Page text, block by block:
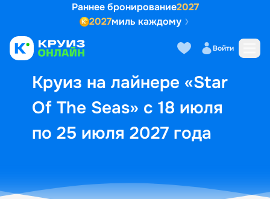
Раннее бронирование2027
2027миль каждому
Войти
Круиз на лайнере «Star
Of The Seas» с 18 июля
по 25 июля 2027 года
Выбор кают Маршрут и